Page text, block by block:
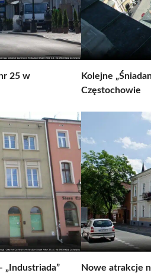
25 w
Kolejne
Częstochowie
„Industriada”
Nowe atrakcje